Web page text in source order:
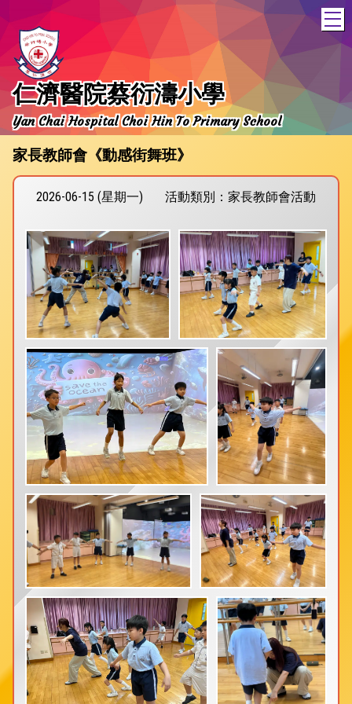
仁濟醫院蔡衍濤小學
Yan Chai Hospital Choi Hin To Primary School
家長教師會《動感街舞班》
2026-06-15 (星期一) 活動類別：家長教師會活動